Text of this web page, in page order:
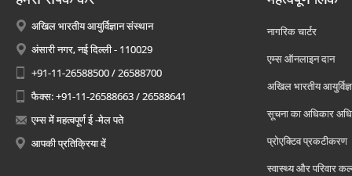
अखिल भारतीय आयुर्विज्ञान संस्थान
अंसारी नगर, नई दिल्ली - 110029
+91-11-26588500 / 26588700
फैक्स: +91-11-26588663 / 26588641
एम्स में महत्वपूर्ण ई -मेल पते
आपकी प्रतिक्रिया दें
नागरिक चार्टर
एम्स ऑनलाइन दान
अखिल भारतीय
सूचना का अधिकार
प्रोएक्टिव प्रकटीकरण
स्वास्थ्य और परिवार